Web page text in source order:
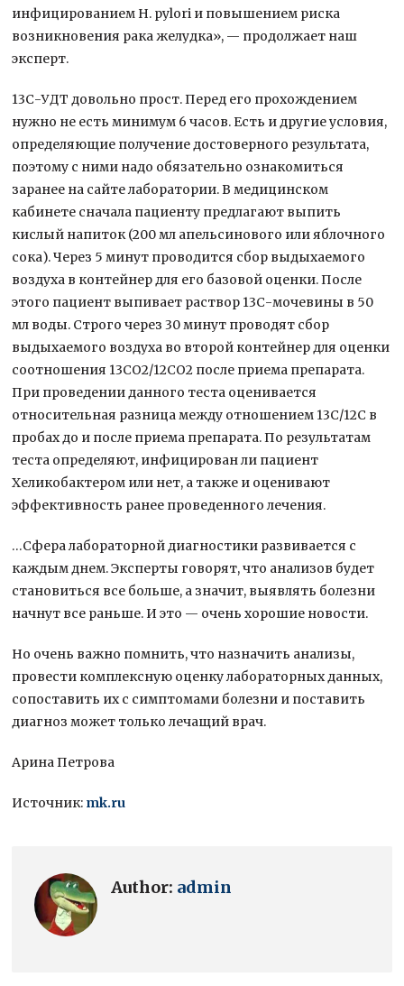
инфицированием H. pylori и повышением риска
возникновения рака желудка», — продолжает наш
эксперт.
13С-УДТ довольно прост. Перед его прохождением
нужно не есть минимум 6 часов. Есть и другие условия,
определяющие получение достоверного результата,
поэтому с ними надо обязательно ознакомиться
заранее на сайте лаборатории. В медицинском
кабинете сначала пациенту предлагают выпить
кислый напиток (200 мл апельсинового или яблочного
сока). Через 5 минут проводится сбор выдыхаемого
воздуха в контейнер для его базовой оценки. После
этого пациент выпивает раствор 13С-мочевины в 50
мл воды. Строго через 30 минут проводят сбор
выдыхаемого воздуха во второй контейнер для оценки
соотношения 13СО2/12СО2 после приема препарата.
При проведении данного теста оценивается
относительная разница между отношением 13С/12С в
пробах до и после приема препарата. По результатам
теста определяют, инфицирован ли пациент
Хеликобактером или нет, а также и оценивают
эффективность ранее проведенного лечения.
…Сфера лабораторной диагностики развивается с
каждым днем. Эксперты говорят, что анализов будет
становиться все больше, а значит, выявлять болезни
начнут все раньше. И это — очень хорошие новости.
Но очень важно помнить, что назначить анализы,
провести комплексную оценку лабораторных данных,
сопоставить их с симптомами болезни и поставить
диагноз может только лечащий врач.
Арина Петрова
Источник: mk.ru
Author: admin